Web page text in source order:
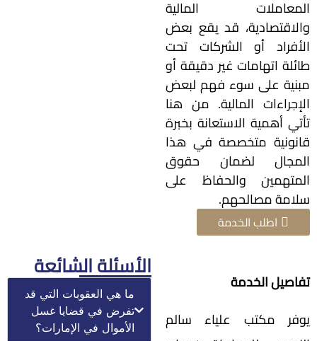
المعاملات المالية
والاقتصادية، قد يقع بعض
الأفراد أو الشركات تحت
طائلة اتهامات غير دقيقة أو
مبنية على سوء فهم لبعض
الإجراءات المالية. من هنا
تأتي أهمية الاستعانة بخبرة
قانونية متخصصة في هذا
المجال لضمان حقوق
المتهمين والحفاظ على
سلامة مصالحهم.
اطلب الخدمة
تفاصيل الخدمة
يوفر مكتب علياء سالم
الأسئلة الشائعة
ما هي العقوبات التي قد
تفرض في قضايا غسل
الأموال في الإمارات؟